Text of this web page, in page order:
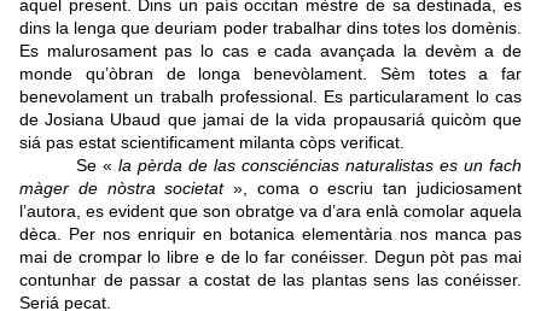
aquel present. Dins un país occitan mèstre de sa destinada, es
dins la lenga que deuriam poder trabalhar dins totes los domènis.
Es malurosament pas lo cas e cada avançada la devèm a de
monde qu’òbran de longa benevòlament. Sèm totes a far
benevolament un trabalh professional. Es particularament lo cas
de Josiana Ubaud que jamai de la vida propausariá quicòm que
siá pas estat scientificament milanta còps verificat.
Se «la pèrda de las consciéncias naturalistas es un fach
màger de nòstra societat», coma o escriu tan judiciosament
l’autora, es evident que son obratge va d’ara enlà comolar aquela
dèca. Per nos enriquir en botanica elementària nos manca pas
mai de crompar lo libre e de lo far conéisser. Degun pòt pas mai
contunhar de passar a costat de las plantas sens las conéisser.
Seriá pecat.